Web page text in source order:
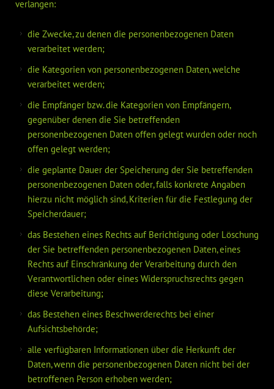
verlangen:
die Zwecke, zu denen die personenbezogenen Daten
verarbeitet werden;
die Kategorien von personenbezogenen Daten, welche
verarbeitet werden;
die Empfänger bzw. die Kategorien von Empfängern,
gegenüber denen die Sie betreffenden
personenbezogenen Daten offen gelegt wurden oder noch
offen gelegt werden;
die geplante Dauer der Speicherung der Sie betreffenden
personenbezogenen Daten oder, falls konkrete Angaben
hierzu nicht möglich sind, Kriterien für die Festlegung der
Speicherdauer;
das Bestehen eines Rechts auf Berichtigung oder Löschung
der Sie betreffenden personenbezogenen Daten, eines
Rechts auf Einschränkung der Verarbeitung durch den
Verantwortlichen oder eines Widerspruchsrechts gegen
diese Verarbeitung;
das Bestehen eines Beschwerderechts bei einer
Aufsichtsbehörde;
alle verfügbaren Informationen über die Herkunft der
Daten, wenn die personenbezogenen Daten nicht bei der
betroffenen Person erhoben werden;